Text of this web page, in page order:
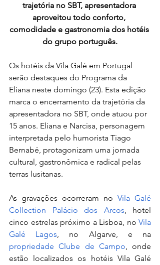
trajetória no SBT, apresentadora
aproveitou todo conforto,
comodidade e gastronomia dos hotéis
do grupo português.
Os hotéis da Vila Galé em Portugal
serão destaques do Programa da
Eliana neste domingo (23). Esta edição
marca o encerramento da trajetória da
apresentadora no SBT, onde atuou por
15 anos. Eliana e Narcisa, personagem
interpretada pelo humorista Tiago
Bernabé, protagonizam uma jornada
cultural, gastronômica e radical pelas
terras lusitanas.
As gravações ocorreram no Vila Galé
Collection Palácio dos Arcos, hotel
cinco estrelas próximo a Lisboa, no Vila
Galé Lagos
propriedade Clube de Campo, onde
estão localizados os hotéis Vila Galé